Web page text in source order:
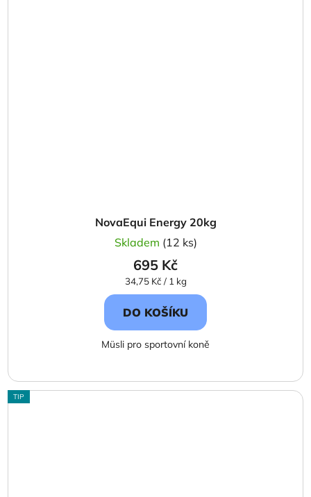
NovaEqui Energy 20kg
Skladem (12 ks)
695 Kč
Měrná
cena:
34,75 Kč / 1 kg
DO KOŠÍKU
Müsli pro sportovní koně
TIP